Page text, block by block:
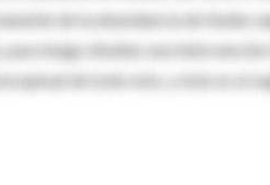
de la abundancia de Aedes
luego diseñar una intervención
de todo esto, y éste es el